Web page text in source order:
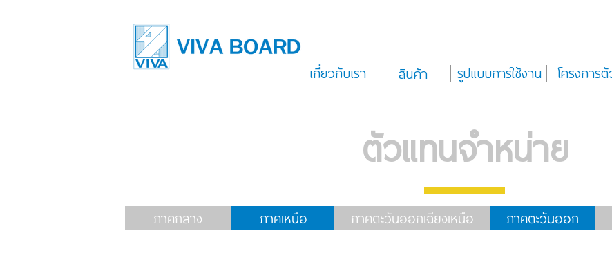
เกี่ยวกับเรา สินค้า รูปแบบการใช้งาน โครงการ
ตัวแทนจำหน่าย
ภาคกลาง ภาคเหนือ ภาคตะวันออกเฉียงเหนือ ภาคตะวันออก